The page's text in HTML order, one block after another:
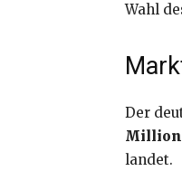
Wahl
Der
landet.